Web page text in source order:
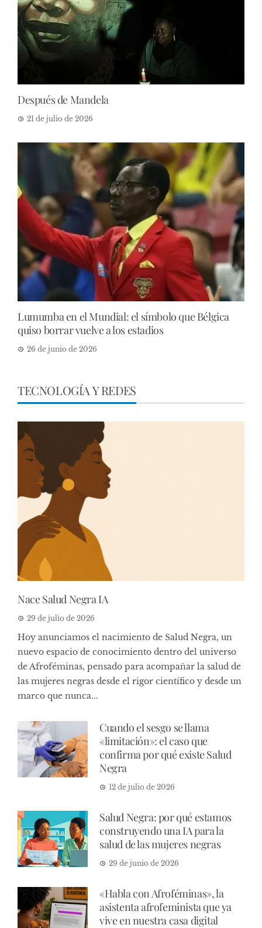
Después de Mandela
21 de julio de 2026
Lumumba en el Mundial: el símbolo que Bélgica
quiso borrar vuelve a los estadios
26 de junio de 2026
TECNOLOGÍA Y REDES
Nace Salud Negra IA
29 de julio de 2026
Hoy anunciamos el nacimiento de Salud Negra, un
nuevo espacio de conocimiento dentro del universo
de Afroféminas, pensado para acompañar la salud de
las mujeres negras desde el rigor científico y desde un
marco que nunca...
Cuando el sesgo se llama
«limitación»: el caso que
confirma por qué existe Salud
Negra
12 de julio de 2026
Salud Negra: por qué estamos
construyendo una IA para la
salud de las mujeres negras
29 de junio de 2026
«Habla con Afroféminas», la
asistenta afrofeminista que ya
vive en nuestra casa digital